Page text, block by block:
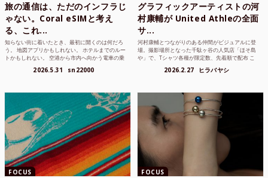
旅の通信は、ただのインフラじ
ゃない。Coral eSIMと考え
る、これ...
知らない街に着いたとき、最初に開くのは何だろ
う。 地図アプリかもしれない。 ホテルまでのルー
トかもしれない。 空港から市内へ向かう電車の乗
して、その街の空...
2026.5.31 sn22000
グラフィックアーティストの河
村康輔が United Athleの全面
サ...
河村康輔とつながりのある仲間がビジュアルに登
場。撮影場所となった千駄ヶ谷の人気店「ほそ島
や」で、Tシャツ各種が限定数、先着順で配布 こ
さまざまな...2026.2.27 ヒラバヤシ
FOCUS FOCUS